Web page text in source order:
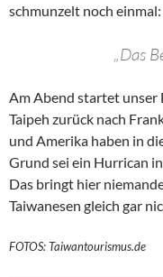
schmunzelt noch einmal:
„Das
Am Abend startet
Taipeh zurück nach
und Amerika haben in
Grund sei ein Hurrican
Das bringt hier
Taiwanesen gleich gar
FOTOS: Taiwantourismus.de